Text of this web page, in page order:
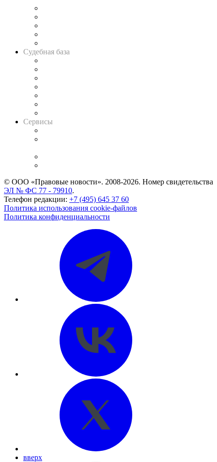
Судебная база
Сервисы
© ООО «Правовые новости». 2008-2026. Номер свидетельства
ЭЛ № ФС 77 - 79910.
Телефон редакции: +7 (495) 645 37 60
Политика использования cookie-файлов
Политика конфиденциальности
вверх